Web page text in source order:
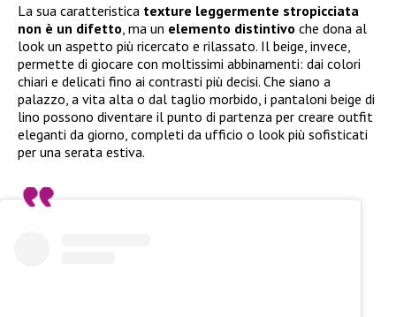
La sua caratteristica texture leggermente stropicciata
non è un difetto , ma un elemento distintivo che dona al
look un aspetto più ricercato e rilassato. Il beige, invece,
permette di giocare con moltissimi abbinamenti: dai colori
chiari e delicati fino ai contrasti più decisi. Che siano a
palazzo, a vita alta o dal taglio morbido, i pantaloni beige di
lino possono diventare il punto di partenza per creare outfit
eleganti da giorno, completi da ufficio o look più sofisticati
per una serata estiva.